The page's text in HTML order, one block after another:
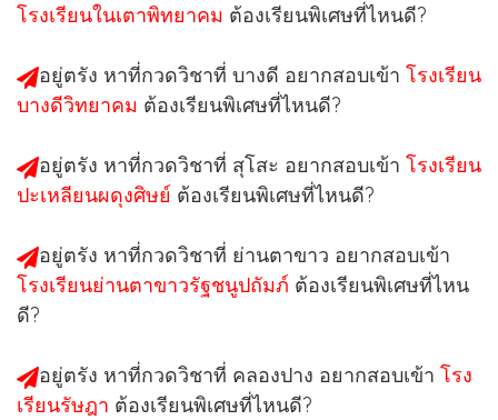
โรงเรียนในเตาพิทยาคม ต้องเรียนพิเศษที่ไหนดี?
อยู่ตรัง หาที่กวดวิชาที่ บางดี อยากสอบเข้า โรงเรียน
บางดีวิทยาคม ต้องเรียนพิเศษที่ไหนดี?
อยู่ตรัง หาที่กวดวิชาที่ สุโสะ อยากสอบเข้า โรงเรียน
ปะเหลียนผดุงศิษย์ ต้องเรียนพิเศษที่ไหนดี?
อยู่ตรัง หาที่กวดวิชาที่ ย่านตาขาว อยากสอบเข้า
โรงเรียนย่านตาขาวรัฐชนูปถัมภ์ ต้องเรียนพิเศษที่ไหน
ดี?
อยู่ตรัง หาที่กวดวิชาที่ คลองปาง อยากสอบเข้า โรง
เรียนรัษฎา ต้องเรียนพิเศษที่ไหนดี?